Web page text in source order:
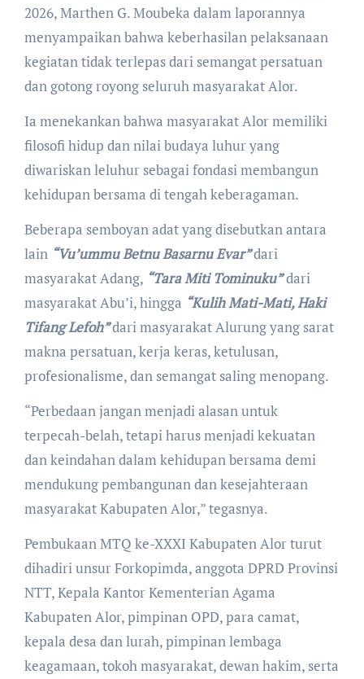
2026, Marthen G. Moubeka dalam laporannya
menyampaikan bahwa keberhasilan pelaksanaan
kegiatan tidak terlepas dari semangat persatuan
dan gotong royong seluruh masyarakat Alor.
Ia menekankan bahwa masyarakat Alor memiliki
filosofi hidup dan nilai budaya luhur yang
diwariskan leluhur sebagai fondasi membangun
kehidupan bersama di tengah keberagaman.
Beberapa semboyan adat yang disebutkan antara
lain “Vu’ummu Betnu Basarnu Evar”dari
masyarakat Adang, “Tara Miti Tominuku”dari
masyarakat Abu’i, hingga “Kulih Mati-Mati, Haki
Tifang Lefoh”dari masyarakat Alurung yang sarat
makna persatuan, kerja keras, ketulusan,
profesionalisme, dan semangat saling menopang.
“Perbedaan jangan menjadi alasan untuk
terpecah-belah, tetapi harus menjadi kekuatan
dan keindahan dalam kehidupan bersama demi
mendukung pembangunan dan kesejahteraan
masyarakat Kabupaten Alor,” tegasnya.
Pembukaan MTQ ke-XXXI Kabupaten Alor turut
dihadiri unsur Forkopimda, anggota DPRD Provinsi
NTT, Kepala Kantor Kementerian Agama
Kabupaten Alor, pimpinan OPD, para camat,
kepala desa dan lurah, pimpinan lembaga
keagamaan, tokoh masyarakat, dewan hakim, serta